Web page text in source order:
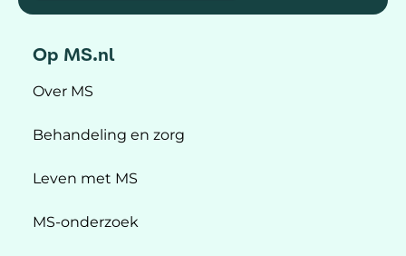
Op MS.nl
Over MS
Behandeling en zorg
Leven met MS
MS-onderzoek